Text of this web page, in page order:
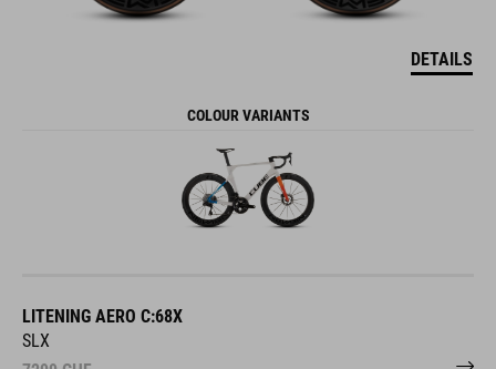
DETAILS
COLOUR VARIANTS
LITENING AERO C:68X
SLX